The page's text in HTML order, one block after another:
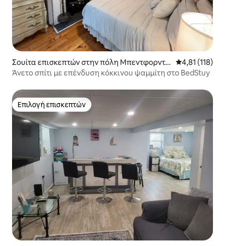
Σουίτα επισκεπτών στην πόλη Μπεντφορντ-
Στίβεσαντ
Μέση
4,81 (118)
Άνετο σπίτι με επένδυση κόκκινου ψαμμίτη στο BedStuy
Επιλογή επισκεπτών
Επιλογή επισκεπτών